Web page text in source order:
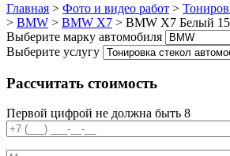
Главная > Фото и видео работ >
> BMW > BMW X7 > BMW X7 Белый
Выберите марку автомобиля
Выберите услугу
Рассчитать стоимость
Первой цифрой не должна быть 8